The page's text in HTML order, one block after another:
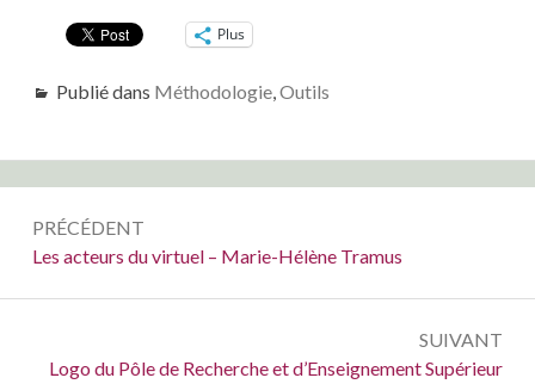
Plus
Publié dans Méthodologie,Outils
Navigation
de
l’article
PRÉCÉDENT
Précédent :
Les acteurs du virtuel – Marie-Hélène Tramus
SUIVANT
Suivant :
Logo du Pôle de Recherche et d’Enseignement Supérieur